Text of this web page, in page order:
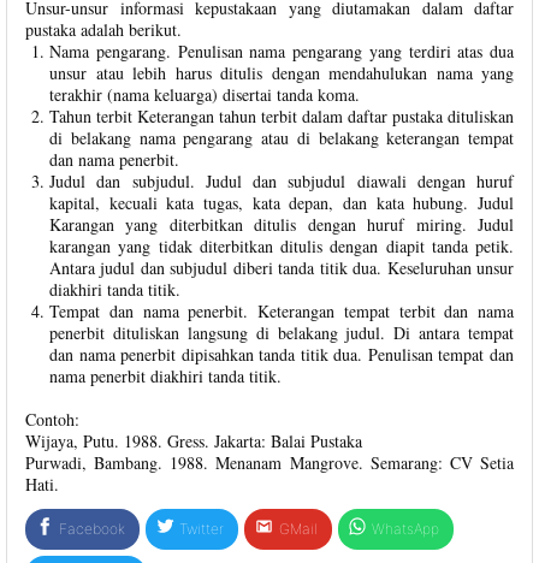
Unsur-unsur informasi kepustakaan yang diutamakan dalam daftar
pustaka adalah berikut.
Nama pengarang. Penulisan nama pengarang yang terdiri atas dua
unsur atau lebih harus ditulis dengan mendahulukan nama yang
terakhir (nama keluarga) disertai tanda koma.
Tahun terbit Keterangan tahun terbit dalam daftar pustaka dituliskan
di belakang nama pengarang atau di belakang keterangan tempat
dan nama penerbit.
Judul dan subjudul. Judul dan subjudul diawali dengan huruf
kapital, kecuali kata tugas, kata depan, dan kata hubung. Judul
Karangan yang diterbitkan ditulis dengan huruf miring. Judul
karangan yang tidak diterbitkan ditulis dengan diapit tanda petik.
Antara judul dan subjudul diberi tanda titik dua. Keseluruhan unsur
diakhiri tanda titik.
Tempat dan nama penerbit. Keterangan tempat terbit dan nama
penerbit dituliskan langsung di belakang judul. Di antara tempat
dan nama penerbit dipisahkan tanda titik dua. Penulisan tempat dan
nama penerbit diakhiri tanda titik.
Contoh:
Wijaya, Putu. 1988. Gress. Jakarta: Balai Pustaka
Purwadi, Bambang. 1988. Menanam Mangrove. Semarang: CV Setia
Hati.
Facebook Twitter GMail WhatsApp